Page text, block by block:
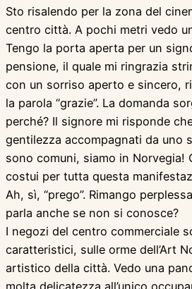
Sto risalendo per la zona del
centro città. A pochi metri vedo
Tengo la porta aperta per un
pensione, il quale mi ringrazia
con un sorriso aperto e sincero,
la parola “grazie”. La domanda
perché? Il signore mi risponde
gentilezza accompagnati da uno
sono comuni, siamo in Norvegia!
costui per tutta questa
Ah, sì, “prego”. Rimango
parla anche se non si conosce?
I negozi del centro commerciale
caratteristici, sulle orme dell’Art
artistico della città. Vedo una